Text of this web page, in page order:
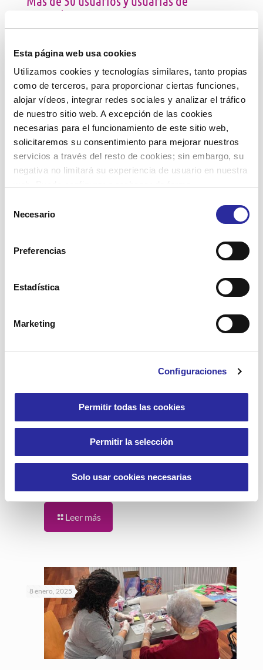
Esta página web usa cookies
Utilizamos cookies y tecnologías similares, tanto propias
como de terceros, para proporcionar ciertas funciones,
alojar vídeos, integrar redes sociales y analizar el tráfico
de nuestro sitio web. A excepción de las cookies
necesarias para el funcionamiento de este sitio web,
solicitaremos su consentimiento para mejorar nuestros
servicios a través del resto de cookies; sin embargo, su
negativa no limitará su experiencia de usuario en nuestra
más información, puede consultar nuestra
Política de
Necesario
Preferencias
Estadística
Marketing
Configuraciones
Permitir todas las cookies
Permitir la selección
Solo usar cookies necesarias
Viviendas con Servicios visitan Montserrat
de la mano de Accent Social
Leer más
28 junio, 2025
(SAD) hacen frente a las altas
La importancia de los paseos diarios para
las personas mayores
Leer más
8 enero, 2025